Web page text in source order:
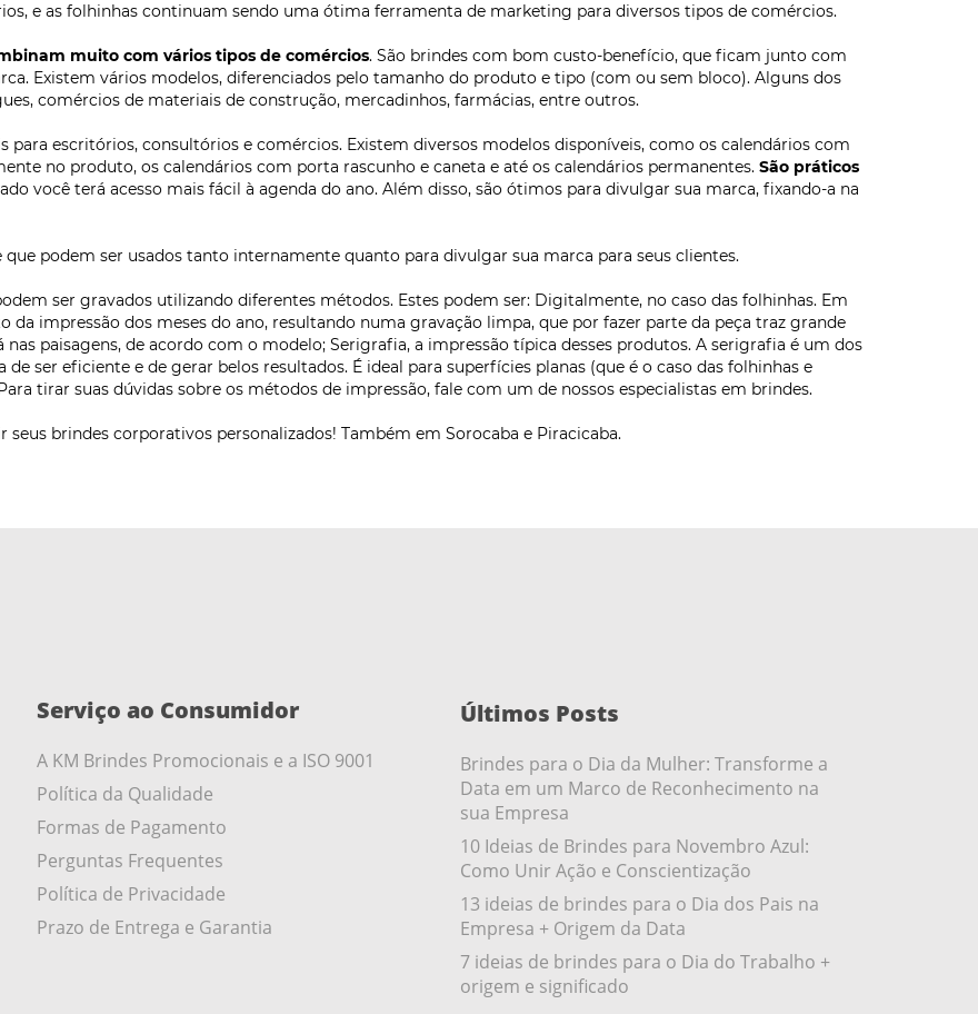
e as folhinhas continuam sendo uma ótima ferramenta de marketing para diversos tipos de comércios.
muito com vários tipos de comércios. São brindes com bom custo-benefício, que ficam junto com
Existem vários modelos, diferenciados pelo tamanho do produto e tipo (com ou sem bloco). Alguns dos
comércios de materiais de construção, mercadinhos, farmácias, entre outros.
para escritórios, consultórios e comércios. Existem diversos modelos disponíveis, como os calendários com
no produto, os calendários com porta rascunho e caneta e até os calendários permanentes. São práticos
você terá acesso mais fácil à agenda do ano. Além disso, são ótimos para divulgar sua marca, fixando-a na
podem ser usados tanto internamente quanto para divulgar sua marca para seus clientes.
ser gravados utilizando diferentes métodos. Estes podem ser: Digitalmente, no caso das folhinhas. Em
da impressão dos meses do ano, resultando numa gravação limpa, que por fazer parte da peça traz grande
paisagens, de acordo com o modelo; Serigrafia, a impressão típica desses produtos. A serigrafia é um dos
ser eficiente e de gerar belos resultados. É ideal para superfícies planas (que é o caso das folhinhas e
tirar suas dúvidas sobre os métodos de impressão, fale com um de nossos especialistas em brindes.
seus brindes corporativos personalizados! Também em Sorocaba e Piracicaba.
Serviço ao Consumidor
A KM Brindes Promocionais e a ISO 9001
Política da Qualidade
Formas de Pagamento
Perguntas Frequentes
Política de Privacidade
Prazo de Entrega e Garantia
Últimos Posts
Brindes para o Dia da Mulher: Transforme a
Data em um Marco de Reconhecimento na
sua Empresa
10 Ideias de Brindes para Novembro Azul:
Como Unir Ação e Conscientização
13 ideias de brindes para o Dia dos Pais na
Empresa + Origem da Data
7 ideias de brindes para o Dia do Trabalho +
origem e significado